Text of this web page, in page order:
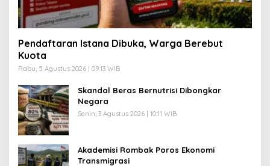
Pendaftaran Istana Dibuka, Warga Berebut
Kuota
Rabu, 5 Agustus 2026 | 09:13 WIB
Skandal Beras Bernutrisi Dibongkar
Negara
Senin, 3 Agustus 2026 | 10:11 WIB
Akademisi Rombak Poros Ekonomi
Transmigrasi